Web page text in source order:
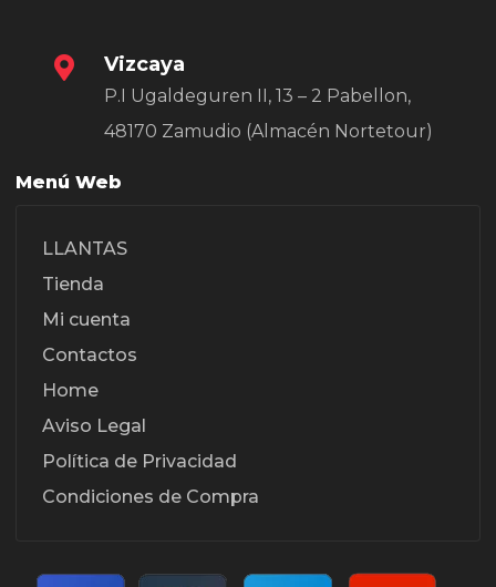
Vizcaya
P.I Ugaldeguren II, 13 – 2 Pabellon,
48170 Zamudio (Almacén Nortetour)
Menú Web
LLANTAS
Tienda
Mi cuenta
Contactos
Home
Aviso Legal
Política de Privacidad
Condiciones de Compra